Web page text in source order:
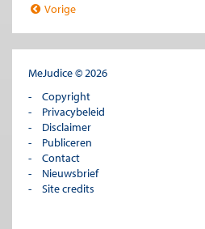
Vorige
MeJudice © 2026
Copyright
Privacybeleid
Disclaimer
Publiceren
Contact
Nieuwsbrief
Site credits